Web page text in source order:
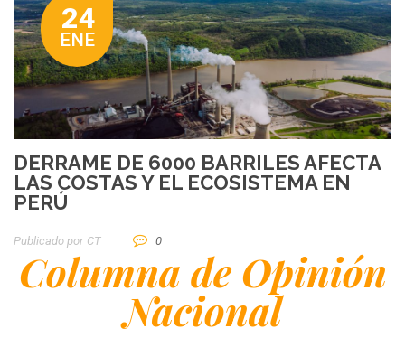
24
ENE
DERRAME DE 6000 BARRILES AFECTA
LAS COSTAS Y EL ECOSISTEMA EN
PERÚ
Publicado por CT 0
Columna de Opinión
Nacional